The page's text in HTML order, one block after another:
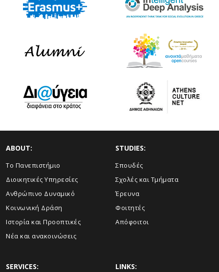
ABOUT:
Το Πανεπιστήμιο
Διοικητικές Υπηρεσίες
Ανθρώπινο Δυναμικό
Κοινωνική Δράση
Ιστορία και Προοπτικές
Νέα και ανακοινώσεις
STUDIES:
Σπουδές
Σχολές και Τμήματα
Έρευνα
Φοιτητές
Απόφοιτοι
SERVICES: LINKS: